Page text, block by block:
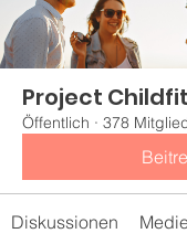
Project
Öffentlich · 378
Diskussionen